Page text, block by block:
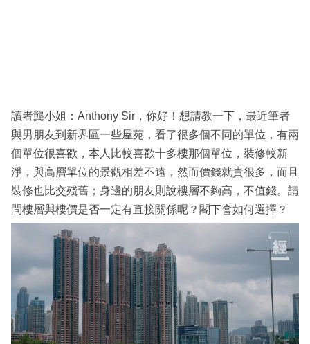
讀者龔小姐：Anthony Sir，你好！想請教一下，最近筆者
與男朋友到新界區一些屋苑，看了很多個不同的單位，有兩
個單位很喜歡，本人比較喜歡十多樓那個單位，裝修較新
淨，與高層單位的景觀相差不遠，然而價錢就貴很多，而且
裝修也比交殘舊；身邊的朋友則說樓層不夠高，不值錢。請
問樓層與樓價是否一定有直接關係呢？閣下會如何選擇？